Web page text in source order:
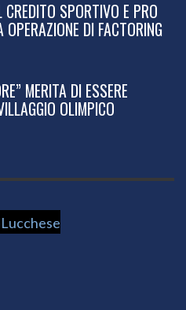
SPORTIVO E PRO
OPERAZIONE DI FACTORING
MERITA DI ESSERE
OLIMPICO